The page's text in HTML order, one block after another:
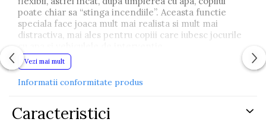
poate chiar sa “stinga incendiile”. Aceasta functie
speciala face joaca mult mai realista si mult mai
distractiva, mai ales pentru copiii care iubesc jocurile
Sistemul de deplasare cu frictiune inseamna ca
usoara, fiind mereu gata de “operatiune”. Scara este
salva persoane imaginare de la inaltime sau poate
ajunge “la foc” mai rapid.
Vezi mai mult
Informatii conformitate produs
Caracteristici